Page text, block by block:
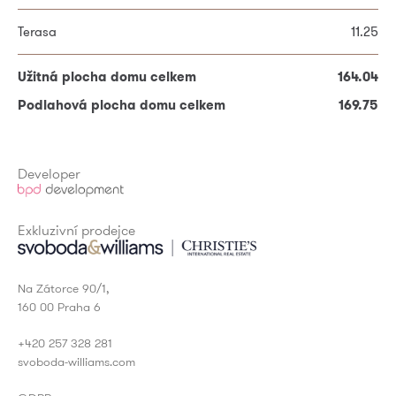
Terasa 11.25
Užitná plocha domu celkem
164.04
Podlahová plocha domu celkem
169.75
* Povinné položky
Developer
Exkluzivní prodejce
Na Zátorce 90/1,
160 00 Praha 6
+420 257 328 281
svoboda-williams.com